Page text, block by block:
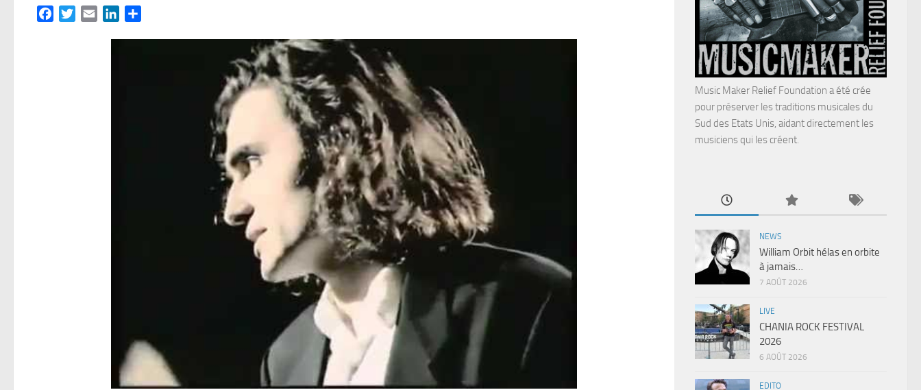
FacebookTwitterEmail LinkedIn
Music Maker Relief Foundation a été crée
pour préserver les traditions musicales du
Sud des Etats Unis, aidant directement les
musiciens qui les créent.
NEWS
William Orbit hélas en orbite
à jamais…
7 AOÛT 2026
LIVE
CHANIA ROCK FESTIVAL
2026
6 AOÛT 2026
EDITO